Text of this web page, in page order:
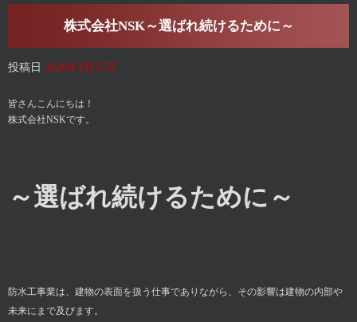
株式会社NSK～選ばれ続けるために～
投稿日 2026年4月17日
皆さんこんにちは！
株式会社NSKです。
～選ばれ続けるために～
防水工事業は、建物の表面を扱う仕事でありながら、その影響は建物の内部や
未来にまで及びます。